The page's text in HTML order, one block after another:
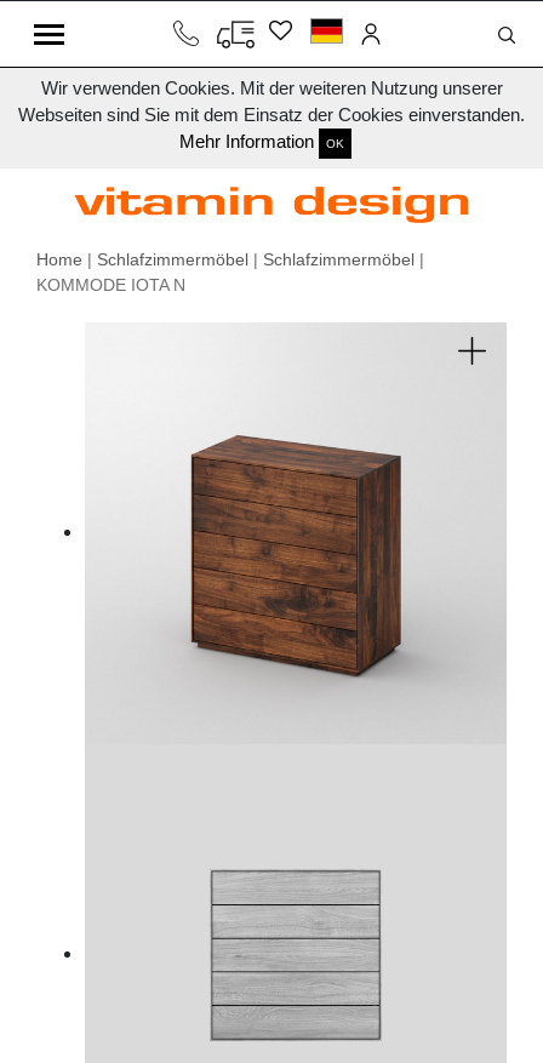
Wir verwenden Cookies. Mit der weiteren Nutzung unserer
Webseiten sind Sie mit dem Einsatz der Cookies einverstanden.
Mehr Information
OK
Home | Schlafzimmermöbel | Schlafzimmermöbel |
KOMMODE IOTA N